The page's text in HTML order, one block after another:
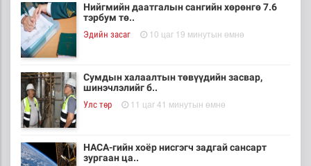
Нийгмийн даатгалын сангийн хөрөнгө 7.6
тэрбум тө..
Эдийн засаг 10 цаг 19 минутын өмнө
Сумдын халаалтын төвүүдийн засвар,
шинэчлэлийг б..
Улс төр 11 цаг 41 минутын өмнө
НАСА-гийн хоёр нисгэгч задгай сансарт
зургаан ца..